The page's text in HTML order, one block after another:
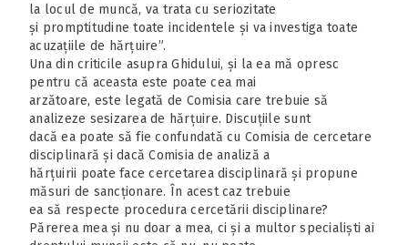
la locul de muncă, va trata cu seriozitate
și promptitudine toate incidentele și va investiga toate
acuzațiile de hărțuire”.
Una din criticile asupra Ghidului, și la ea mă opresc
pentru că aceasta este poate cea mai
arzătoare, este legată de Comisia care trebuie să
analizeze sesizarea de hărțuire. Discuțiile sunt
dacă ea poate să fie confundată cu Comisia de cercetare
disciplinară și dacă Comisia de analiză a
hărțuirii poate face cercetarea disciplinară și propune
măsuri de sancționare. În acest caz trebuie
ea să respecte procedura cercetării disciplinare?
Părerea mea și nu doar a mea, ci și a multor specialiști ai